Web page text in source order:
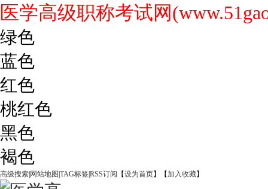
医学高级职称考试网
绿色
蓝色
红色
桃红色
黑色
褐色
高级搜索 网站地图 TAG标签RSS订阅 【设为首页】【加入收藏】